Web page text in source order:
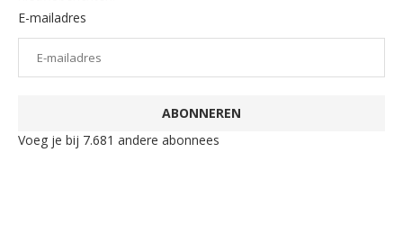
E-mailadres
ABONNEREN
Voeg je bij 7.681 andere abonnees